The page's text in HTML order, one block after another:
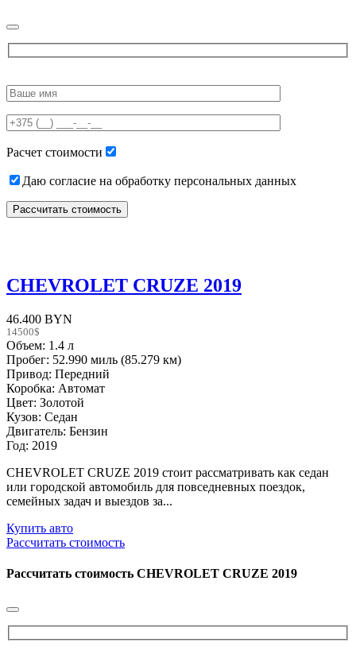
leave
field
empty.
Расчет стоимости
Даю согласие на обработку персональных данных
CHEVROLET CRUZE 2019
46.400 BYN
14500$
Объем: 1.4 л
Пробег: 52.990 миль (85.279 км)
Привод: Передний
Коробка: Автомат
Цвет: Золотой
Кузов: Седан
Двигатель: Бензин
Год: 2019
CHEVROLET CRUZE 2019 стоит рассматривать как седан
или городской автомобиль для повседневных поездок,
семейных задач и выездов за...
Купить авто
Рассчитать стоимость
Рассчитать стоимость CHEVROLET CRUZE 2019